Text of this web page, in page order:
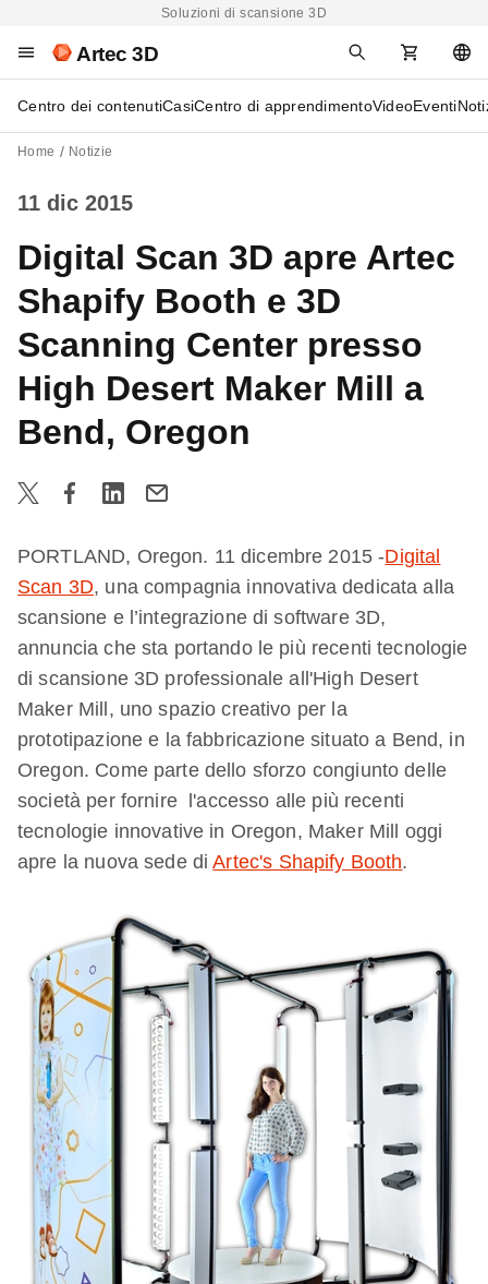
Soluzioni di scansione 3D
Artec 3D
Centro dei contenutiCasiCentro di apprendimentoVideoEventi
Home Notizie
11 dic 2015
Digital Scan 3D apre Artec
Shapify Booth e 3D
Scanning Center presso
High Desert Maker Mill a
Bend, Oregon
PORTLAND, Oregon. 11 dicembre 2015 -Digital
Scan 3D, una compagnia innovativa dedicata alla
scansione e l’integrazione di software 3D,
annuncia che sta portando le più recenti tecnologie
di scansione 3D professionale all'High Desert
Maker Mill, uno spazio creativo per la
prototipazione e la fabbricazione situato a Bend, in
Oregon. Come parte dello sforzo congiunto delle
società per fornire l'accesso alle più recenti
tecnologie innovative in Oregon, Maker Mill oggi
apre la nuova sede diArtec's Shapify Booth.